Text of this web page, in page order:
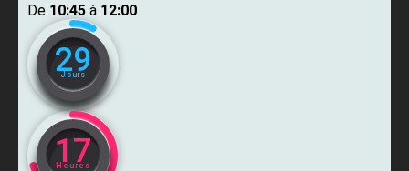
De ​ 10:45 ​ à ​ 12:00
29
Jours
17
Heures